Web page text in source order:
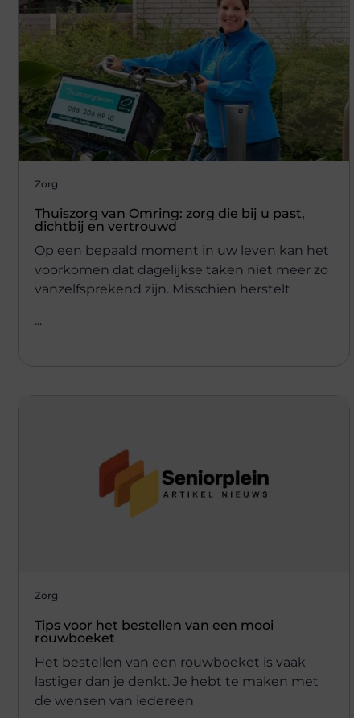
Zorg
Thuiszorg van Omring: zorg die bij u past,
dichtbij en vertrouwd
Op een bepaald moment in uw leven kan het
voorkomen dat dagelijkse taken niet meer zo
vanzelfsprekend zijn. Misschien herstelt
...
Zorg
Tips voor het bestellen van een mooi
rouwboeket
Het bestellen van een rouwboeket is vaak
lastiger dan je denkt. Je hebt te maken met
de wensen van iedereen